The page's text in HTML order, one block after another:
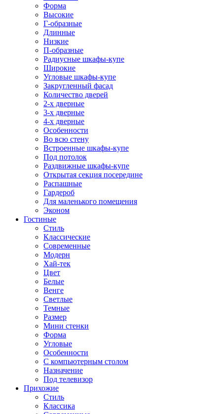
Форма
Высокие
Г-образные
Длинные
Низкие
П-образные
Радиусные шкафы-купе
Широкие
Угловые шкафы-купе
Закругленный фасад
Количество дверей
2-х дверные
3-х дверные
4-х дверные
Особенности
Во всю стену
Встроенные шкафы-купе
Под потолок
Раздвижные шкафы-купе
Открытая секция посередине
Распашные
Гардероб
Для маленького помещения
Эконом
Гостиные
Стиль
Классические
Современные
Модерн
Хай-тек
Цвет
Белые
Венге
Светлые
Темные
Размер
Мини стенки
Форма
Угловые
Особенности
С компьютерным столом
Назначение
Под телевизор
Прихожие
Стиль
Классика